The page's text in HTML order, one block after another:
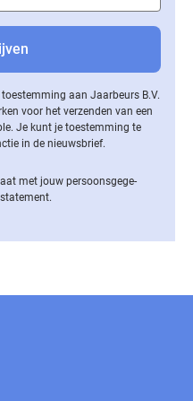
aan Jaarbeurs B.V.
voor het verzenden van een
Je kunt je toestemming te
in de nieuwsbrief.
met jouw per­soons­ge­ge­